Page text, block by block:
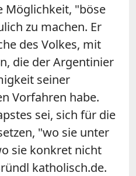
Möglichkeit, "böse
zu machen. Er
des Volkes, mit
die der Argentinier
seiner
Vorfahren habe.
sei, sich für die
"wo sie unter
sie konkret nicht
katholisch.de.